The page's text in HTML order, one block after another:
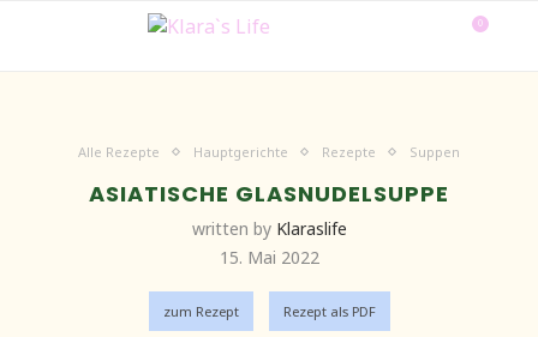
0
Alle Rezepte Hauptgerichte Rezepte Suppen
ASIATISCHE GLASNUDELSUPPE
written by Klaraslife
15. Mai 2022
zum Rezept Rezept als PDF